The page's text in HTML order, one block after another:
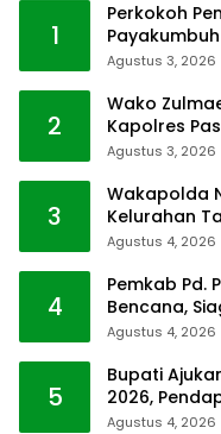
1
Perkokoh
Agustus 3, 2026
2
Wako
Kapolres
Agustus 3, 2026
3
Wakapolda
Kelurahan
Agustus 4, 2026
4
Pemkab Pd.
Bencana,
Agustus 4, 2026
5
Bupati
2026,
Agustus 4, 2026